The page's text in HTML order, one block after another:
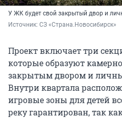
У ЖК будет свой закрытый двор и
Источник: СЗ «Страна.Новосибирск»
Проект включает три
которые образуют
закрытым двором и
Внутри квартала
игровые зоны для детей
реку гарантирован, так